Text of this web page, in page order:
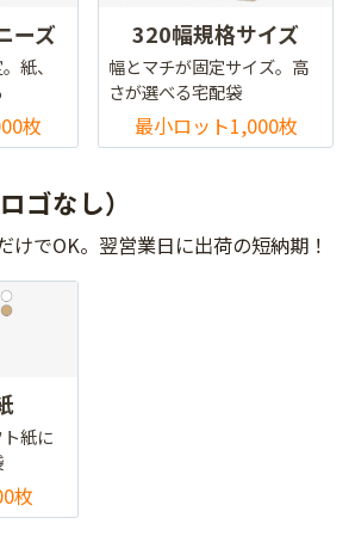
ーズ
紙、
枚
320幅規格サイズ
幅とマチが固定サイズ。高
さが選べる宅配袋
最小ロット1,000枚
ゴなし）
けでOK。翌営業日に出荷の短納期！
紙に
枚